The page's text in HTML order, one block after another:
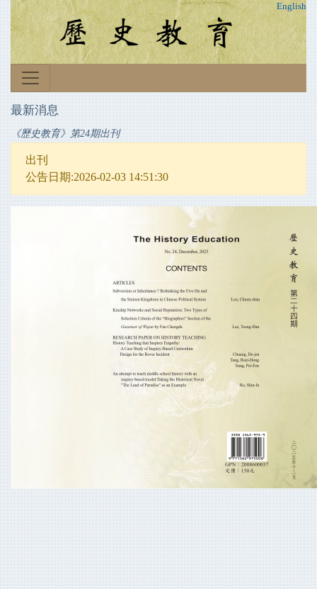
English
最新消息
《歷史教育》第24期出刊
出刊
公告日期:2026-02-03 14:51:30